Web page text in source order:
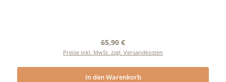
Regulärer Preis:
65,90 €
Preise inkl. MwSt. zzgl. Versandkosten
In den Warenkorb